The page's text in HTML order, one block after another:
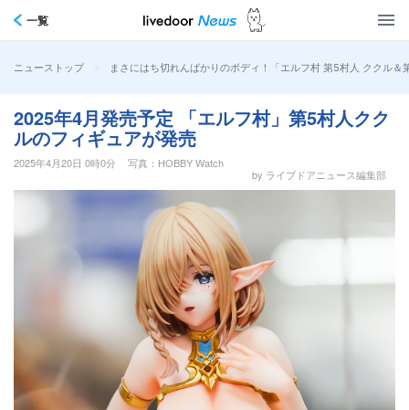
一覧
ニューストップ > まさにはち切れんばかりのボディ！「エルフ村 第5村人 ククル
2025年4月発売予定 「エルフ村」第5村人クク
ルのフィギュアが発売
2025年4月20日 0時0分
写真：HOBBY Watch
by ライブドアニュース編集部